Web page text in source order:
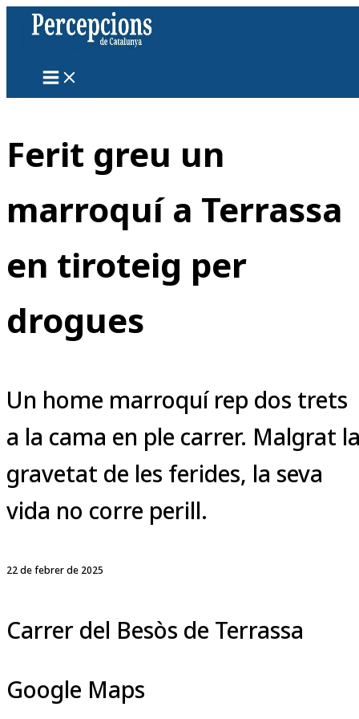
Vés
contingut
Ferit greu un
marroquí a Terrassa
en tiroteig per
drogues
Un home marroquí rep dos trets
a la cama en ple carrer. Malgrat
gravetat de les ferides, la seva
vida no corre perill.
22 de febrer de 2025
Carrer del Besòs de Terrassa
Google Maps